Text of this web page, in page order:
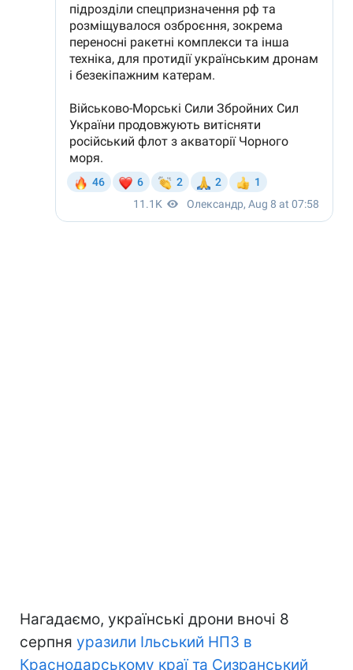
Нагадаємо, українські дрони вночі 8
серпня уразили Ільський НПЗ в
Краснодарському краї та Сизранський